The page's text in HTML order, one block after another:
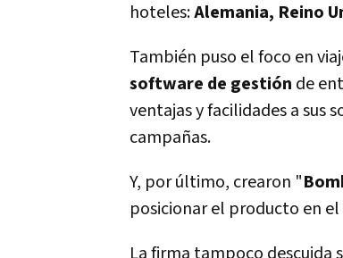
hoteles:Alemania, Reino
También puso el foco en
software de gestión de
ventajas y facilidades a sus
campañas.
Y, por último, crearon "
posicionar el producto en